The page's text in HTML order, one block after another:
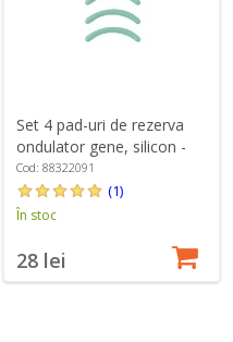
Set 4 pad-uri de rezerva
ondulator gene, silicon -
Zwilling PREMIUM
Cod: 88322091
(1)
În stoc
28 lei